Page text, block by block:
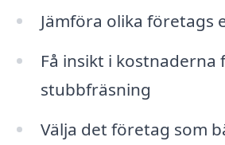
Jämföra olika företags
Få insikt i kostnaderna
stubbfräsning
Välja det företag som